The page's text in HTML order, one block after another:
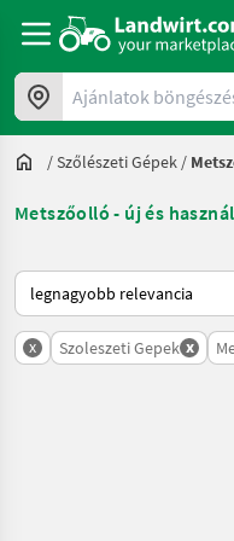
Ajánlatok böngészése
/Szőlészeti Gépek /
Metszőolló - új és
Így van sorba rendezve a
x Szoleszeti Gepek x